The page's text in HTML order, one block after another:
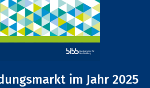
im Jahr 2025